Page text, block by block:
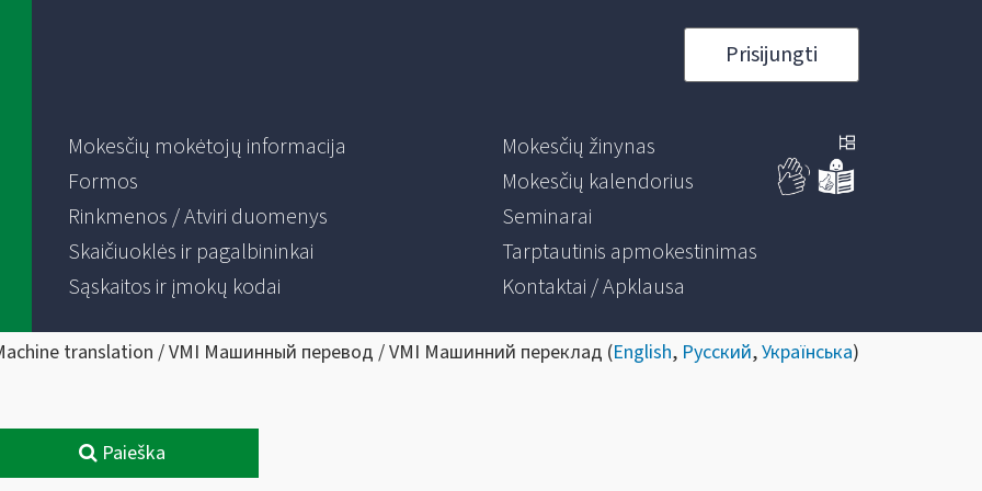
Prisijungti
Mokesčių mokėtojų informacija
Formos
Rinkmenos / Atviri duomenys
Skaičiuoklės ir pagalbininkai
Sąskaitos ir įmokų kodai
Mokesčių žinynas
Mokesčių kalendorius
Seminarai
Tarptautinis apmokestinimas
Kontaktai / Apklausa
translation / VMI Машинный перевод / VMI Машинний переклад (English, Русский,Українська)
Paieška